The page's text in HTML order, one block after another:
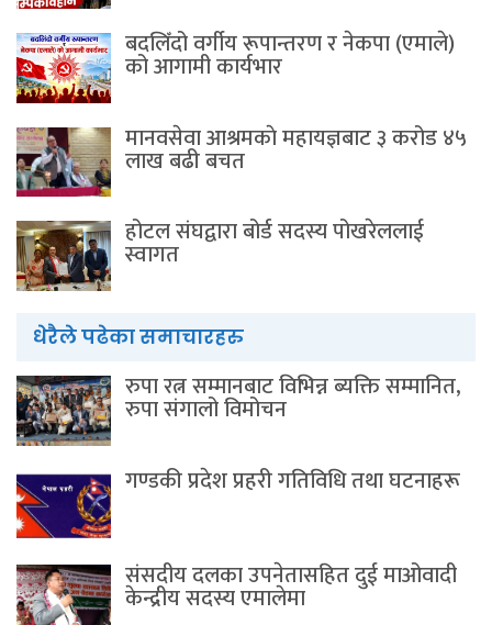
बदलिँदो वर्गीय रूपान्तरण र नेकपा (एमाले)
को आगामी कार्यभार
मानवसेवा आश्रमकाे‌ महायज्ञबाट ३ करोड ४५
लाख बढी बचत
होटल संघद्वारा बोर्ड सदस्य पोखरेललाई
स्वागत
धेरैले पढेका समाचारहरु
रुपा रत्न सम्मानबाट विभिन्न ब्यक्ति सम्मानित,
रुपा संगालो विमोचन
गण्डकी प्रदेश प्रहरी गतिविधि तथा घटनाहरू
संसदीय दलका उपनेतासहित दुई माओवादी
केन्द्रीय सदस्य एमालेमा